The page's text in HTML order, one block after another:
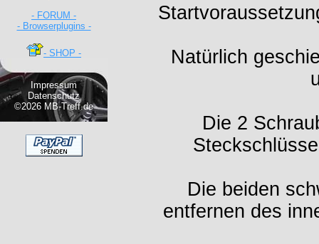
- FORUM -
- Browserplugins -
- SHOP -
Impressum
Datenschutz
©2026 MB-Treff.de
Natürlich
Die 2
Die beiden
entfernen des